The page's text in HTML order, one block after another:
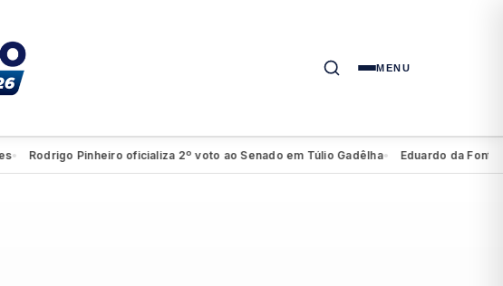
MENU
Pinheiro oficializa 2º voto ao Senado em Túlio Gadêlha● Eduardo da Fonte